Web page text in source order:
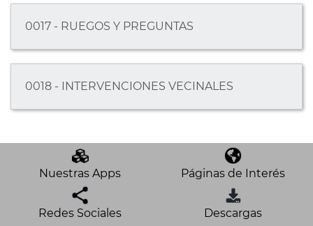
0017 - RUEGOS Y PREGUNTAS
0018 - INTERVENCIONES VECINALES
Nuestras Apps Páginas de Interés
Redes Sociales Descargas